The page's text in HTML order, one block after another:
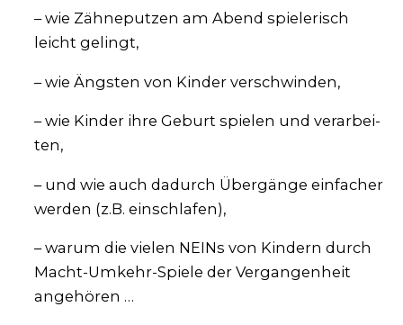
– wie Zäh­ne­put­zen am Abend spie­le­risch
leicht gelingt,
– wie Ängs­ten von Kin­der ver­schwin­den,
– wie Kin­der ihre Geburt spie­len und ver­ar­bei­
ten,
– und wie auch dadurch Über­gän­ge ein­fa­cher
wer­den (z.B. ein­schla­fen),
– war­um die vie­len NEINs von Kin­dern durch
Macht-Umkehr-Spie­le der Ver­gan­gen­heit
ange­hö­ren …